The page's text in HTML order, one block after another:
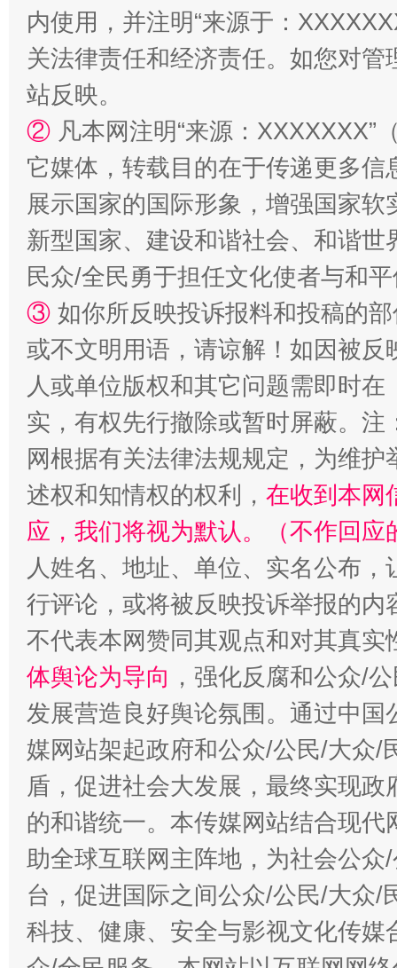
内使用，并注明“来源于：
关法律责任和经济责任。如您对
站反映。
② 凡本网注明“来源：
它媒体，转载目的在于传递更多
展示国家的国际形象，增强国家
新型国家、建设和谐社会、和谐
民众/全民勇于担任文化使者与和
③ 如你所反映投诉报料和投稿的
或不文明用语，请谅解！如因被
人或单位版权和其它问题需即时在
实，有权先行撤除或暂时屏蔽。
网根据有关法律法规规定，为维
述权和知情权的权利， 在收到本网
应，我们将视为默认。（不作回应
人姓名、地址、单位、实名公布
行评论，或将被反映投诉举报的
不代表本网赞同其观点和对其真实
体舆论为导向 ，强化反腐和公众/
发展营造良好舆论氛围。通过中
媒网站架起政府和公众/公民/大众/
盾，促进社会大发展，最终实现
的和谐统一。本传媒网站结合现
助全球互联网主阵地，为社会公
台，促进国际之间公众/公民/大众/
科技、健康、安全与影视文化传